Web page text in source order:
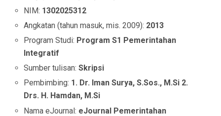
NIM: 1302025312
Angkatan (tahun masuk, mis. 2009): 2013
Program Studi: Program S1 Pemerintahan
Integratif
Sumber tulisan:Skripsi
Pembimbing: 1. Dr. Iman Surya, S.Sos., M.Si 2.
Drs. H. Hamdan, M.Si
Nama eJournal: eJournal Pemerintahan